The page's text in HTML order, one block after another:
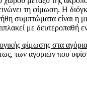
τη φίμωση. Η
συμπτώματα είναι η
με
φίμωσης στα
των αγοριών που